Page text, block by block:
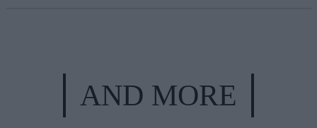
AND MORE